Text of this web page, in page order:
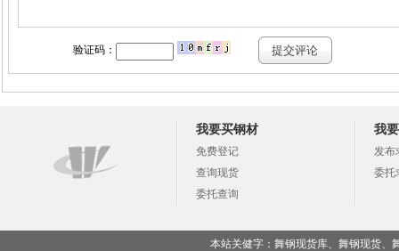
我要买钢材
免费登记
查询现货
委托查询
我
发布
委托
本站关健字：舞钢现货库、舞钢现货、